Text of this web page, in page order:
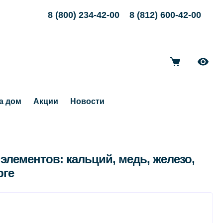
8 (800) 234-42-00 8 (812) 600-42-00
дом Акции Новости
кальций, медь, железо,